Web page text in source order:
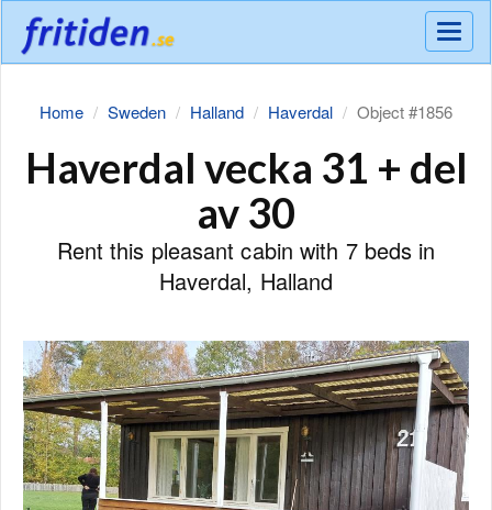
Meny
Home Sweden Halland Haverdal Object #1856
Haverdal vecka 31 + del
av 30
Rent this pleasant cabin with 7 beds in
Haverdal, Halland